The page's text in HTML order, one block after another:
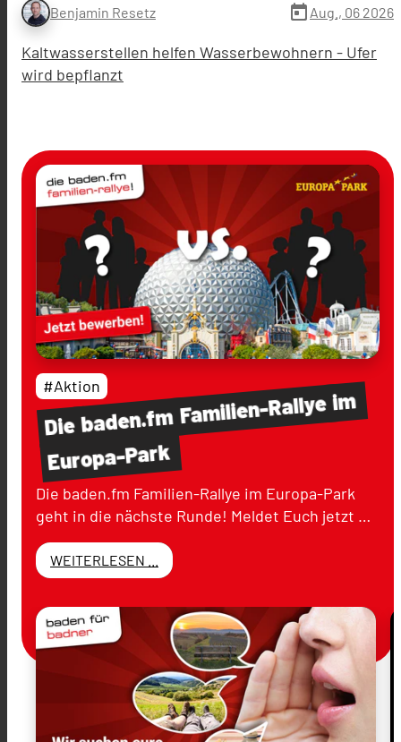
Benjamin Resetz today Aug., 06 2026
Kaltwasserstellen helfen Wasserbewohnern - Ufer
wird bepflanzt
Diebaden.fmFamilien-Rallyeim
Europa-Park
#Aktion
Die baden.fm Familien-Rallye im Europa-Park
geht in die nächste Runde! Meldet Euch jetzt …
WEITERLESEN ...